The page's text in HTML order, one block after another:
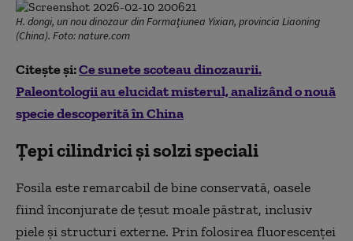
H. dongi, un nou dinozaur din Formațiunea Yixian, provincia Liaoning
(China). Foto: nature.com
Citește și:Ce sunete scoteau dinozaurii.
Paleontologii au elucidat misterul, analizând o nouă
specie descoperită în China
Țepi cilindrici și solzi speciali
Fosila este remarcabil de bine conservată, oasele
fiind înconjurate de țesut moale păstrat, inclusiv
piele și structuri externe. Prin folosirea fluorescenței